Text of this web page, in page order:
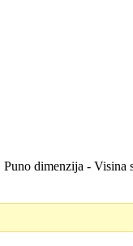
dimenzija -